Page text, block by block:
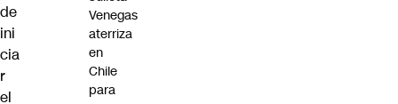
de
ini
cia
r
el
Venegas
aterriza
en
Chile
para